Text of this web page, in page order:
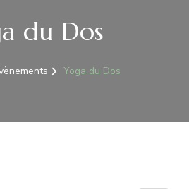
du Dos
Yoga du Dos